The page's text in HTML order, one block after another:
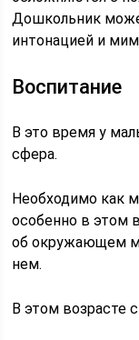
Дошкольник
интонацией и
Воспитание
В это время у
сфера.
Необходимо как
особенно в этом
об окружающем
нем.
В этом возрасте